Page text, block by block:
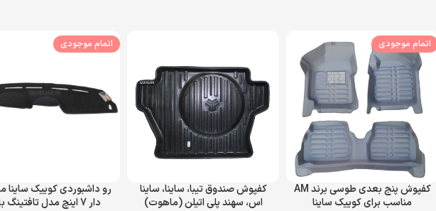
اتمام موجودی
کفپوش پنج بعدی طوسی برند AM
مناسب برای کوییک ساینا
کفپوش صندوق تیبا، ساینا، ساینا
اس، سهند پلی اتیلن (ماهوت)
اتمام موجودی
رو داشبوردی کوییک ساینا
دار 7 اینچ مدل تافتینگ بابل